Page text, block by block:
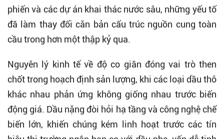
phiến và các dự án khai thác nước sâu, những yếu tố
đã làm thay đổi căn bản cấu trúc nguồn cung toàn
cầu trong hơn một thập kỷ qua.
Nguyên lý kinh tế về độ co giãn đóng vai trò then
chốt trong hoạch định sản lượng, khi các loại dầu thô
khác nhau phản ứng không giống nhau trước biến
động giá. Dầu nặng đòi hỏi hạ tầng và công nghệ chế
biến lớn, khiến chúng kém linh hoạt trước các tín